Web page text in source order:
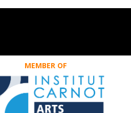
MEMBER OF